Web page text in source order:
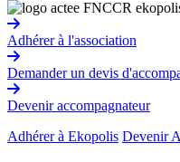
Adhérer à l'association
Demander un devis
Devenir accompagnateur
Adhérer à Ekopolis Devenir